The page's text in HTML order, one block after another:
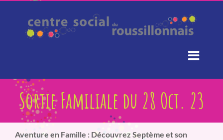
contenu
Sortie Familiale du 28 Oct. 23
Aventure en Famille : Découvrez Septème et son